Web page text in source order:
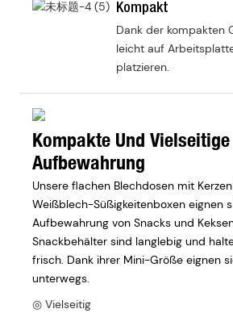
Kompakt
Dank der kompakten
leicht auf
platzieren.
Kompakte Und Vielseitige
Aufbewahrung
Unsere flachen Blechdosen mit
Weißblech-Süßigkeitenboxen eignen
Aufbewahrung von Snacks und
Snackbehälter sind langlebig und
frisch. Dank ihrer Mini-Größe eignen
unterwegs.
◎ Vielseitig